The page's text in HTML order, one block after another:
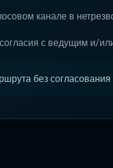
канале в
с ведущим и/
без